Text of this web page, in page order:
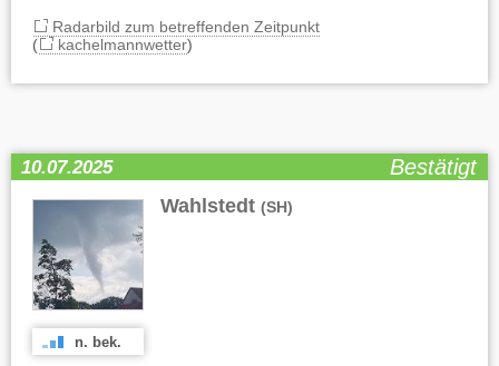
Radarbild zum betreffenden Zeitpunkt
(
kachelmannwetter)
10.07.2025 Bestätigt
Wahlstedt (SH)
n. bek.